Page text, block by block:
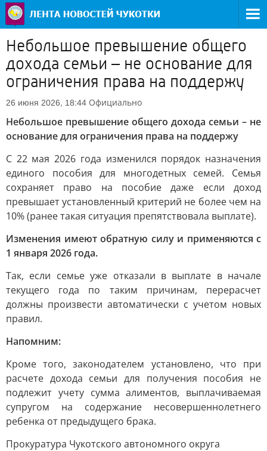
Небольшое превышение общего
дохода семьи – не основание для
ограничения права на поддержу
26 июня 2026, 18:44 Официально
Небольшое превышение общего дохода семьи – не
основание для ограничения права на поддержу
С 22 мая 2026 года изменился порядок назначения
единого пособия для многодетных семей. Семья
сохраняет право на пособие даже если доход
превышает установленный критерий не более чем на
10% (ранее такая ситуация препятствовала выплате).
Изменения имеют обратную силу и применяются с
1 января 2026 года.
Так, если семье уже отказали в выплате в начале
текущего года по таким причинам, перерасчет
должны произвести автоматически с учетом новых
правил.
Напомним:
Кроме того, законодателем установлено, что при
расчете дохода семьи для получения пособия не
подлежит учету сумма алиментов, выплачиваемая
супругом на содержание несовершеннолетнего
ребенка от предыдущего брака.
Прокуратура Чукотского автономного округа